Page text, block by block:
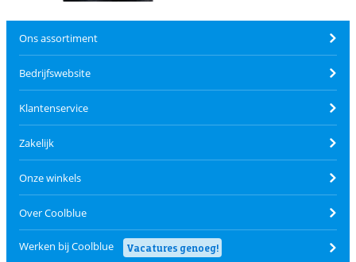
Ons assortiment
Bedrijfswebsite
Klantenservice
Zakelijk
Onze winkels
Over Coolblue
Werken bij Coolblue Vacatures genoeg!